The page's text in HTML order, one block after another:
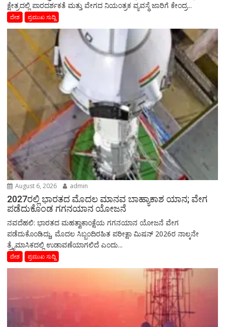
ಕ್ಷೇತ್ರದಲ್ಲಿ ಪಾರದರ್ಶಕತೆ ಮತ್ತು ವೇಗದ ನಿಯಂತ್ರಕ ವ್ಯವಸ್ಥೆ ಜಾರಿಗೆ ಕೇಂದ್ರ...
ದೇಶ ಪ್ರಮುಖ ಸುದ್ದಿ
August 6, 2026 admin
2027ರಲ್ಲಿ ಭಾರತದ ಮೊದಲ ಮಾನವ ಬಾಹ್ಯಾಕಾಶ ಯಾನ; ವೇಗ
ಪಡೆದುಕೊಂಡ ಗಗನಯಾನ ಯೋಜನೆ
ನವದೆಹಲಿ: ಭಾರತದ ಮಹತ್ವಾಕಾಂಕ್ಷೆಯ ಗಗನಯಾನ ಯೋಜನೆ ವೇಗ
ಪಡೆದುಕೊಂಡಿದ್ದು, ಮೊದಲ ಸಿಬ್ಬಂದಿರಹಿತ ಪರೀಕ್ಷಾ ಮಿಷನ್‌ 2026ರ ನಾಲ್ಕನೇ
ತ್ರೈಮಾಸಿಕದಲ್ಲಿ ಉಡಾವಣೆಯಾಗಲಿದೆ ಎಂದು...
ದೇಶ ಪ್ರಮುಖ ಸುದ್ದಿ